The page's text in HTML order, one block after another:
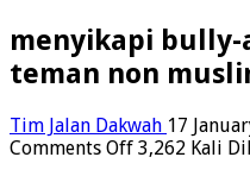
menyikapi bully-
teman non
Tim Jalan Dakwah 17
Comments Offon3,262 Kali